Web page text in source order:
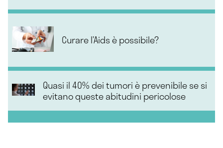
Curare l’Aids è possibile?
Quasi il 40% dei tumori è prevenibile se si
evitano queste abitudini pericolose